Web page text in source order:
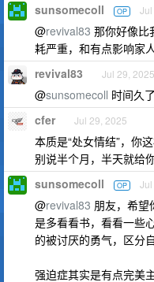
sunsomecoll OP
@revival83 那你好像比
耗严重，和有点影响家
revival83 Jul 29,
@sunsomecoll 时间久
cfer Jul 29, 2025
本质是“处女情结”，你
别说半个月，半天就给
sunsomecoll OP
@revival83 朋友，希望
是多看看书，看看一些
的被讨厌的勇气，区分
强迫症其实是有点完美